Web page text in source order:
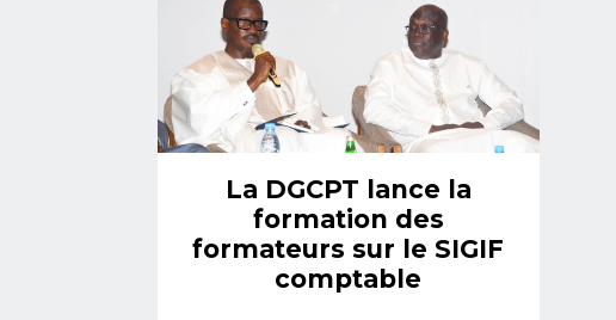
La DGCPT lance la
formation des
formateurs sur le SIGIF
comptable